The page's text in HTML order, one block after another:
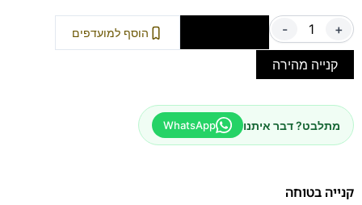
- + הוסף למועדפים
קנייה מהירה
מתלבט? דבר איתנו WhatsApp
קנייה בטוחה